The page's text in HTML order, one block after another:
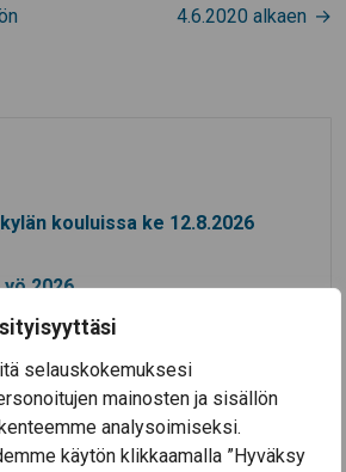
selauskokemuksesi
mainosten ja sisällön
analysoimiseksi.
käytön klikkaamalla ”Hyväksy
4.6.2020 alkaen
kouluissa ke 12.8.2026
2026
Kaikki uutiset